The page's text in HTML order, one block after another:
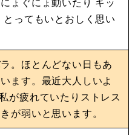
ってもいとおしく思い
。ほとんどない日もあ
ます。最近大人しいよ
が疲れていたりストレス
が弱いと思います。